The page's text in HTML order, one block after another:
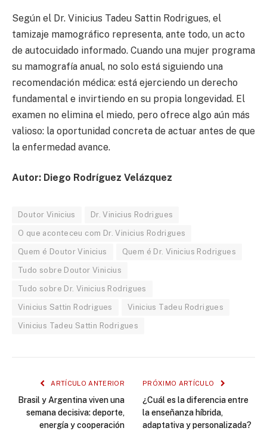
Según el Dr. Vinicius Tadeu Sattin Rodrigues, el
tamizaje mamográfico representa, ante todo, un acto
de autocuidado informado. Cuando una mujer programa
su mamografía anual, no solo está siguiendo una
recomendación médica: está ejerciendo un derecho
fundamental e invirtiendo en su propia longevidad. El
examen no elimina el miedo, pero ofrece algo aún más
valioso: la oportunidad concreta de actuar antes de que
la enfermedad avance.
Autor: Diego Rodríguez Velázquez
Doutor Vinicius Dr. Vinicius Rodrigues
O que aconteceu com Dr. Vinicius Rodrigues
Quem é Doutor Vinicius Quem é Dr. Vinicius Rodrigues
Tudo sobre Doutor Vinicius
Tudo sobre Dr. Vinicius Rodrigues
Vinicius Sattin Rodrigues Vinicius Tadeu Rodrigues
Vinicius Tadeu Sattin Rodrigues
ARTÍCULO ANTERIOR
Brasil y Argentina viven una
semana decisiva: deporte,
energía y cooperación
PRÓXIMO ARTÍCULO
¿Cuál es la diferencia entre
la enseñanza híbrida,
adaptativa y personalizada?